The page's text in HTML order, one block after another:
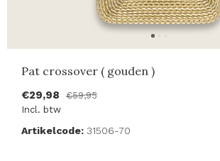
Pat crossover ( gouden )
€29,98
€59,95
Incl. btw
Artikelcode: 31506-70